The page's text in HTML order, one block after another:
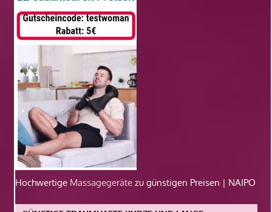
Hochwertige Massagegeräte zu günstigen Preisen | NAIPO